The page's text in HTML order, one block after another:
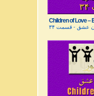
Children of Love –
عشق - قسمت ۳۴